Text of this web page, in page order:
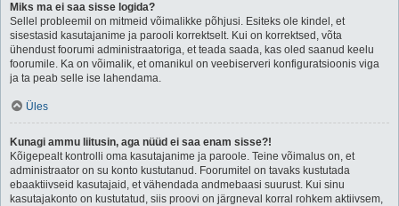
Miks ma ei saa sisse logida?
Sellel probleemil on mitmeid võimalikke põhjusi. Esiteks ole kindel, et
sisestasid kasutajanime ja parooli korrektselt. Kui on korrektsed, võta
ühendust foorumi administraatoriga, et teada saada, kas oled saanud keelu
foorumile. Ka on võimalik, et omanikul on veebiserveri konfiguratsioonis viga
ja ta peab selle ise lahendama.
Üles
Kunagi ammu liitusin, aga nüüd ei saa enam sisse?!
Kõigepealt kontrolli oma kasutajanime ja paroole. Teine võimalus on, et
administraator on su konto kustutanud. Foorumitel on tavaks kustutada
ebaaktiivseid kasutajaid, et vähendada andmebaasi suurust. Kui sinu
kasutajakonto on kustutatud, siis proovi on järgneval korral rohkem aktiivsem,